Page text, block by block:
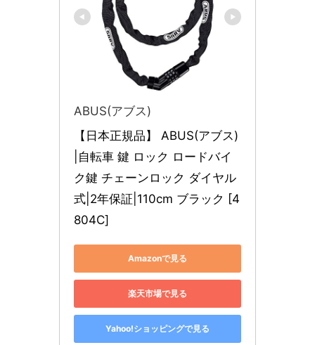
ABUS(アブス)
【日本正規品】 ABUS(アブス)
|自転車 鍵 ロック ロードバイ
ク鍵 チェーンロック ダイヤル
式|2年保証|110cm ブラック [4
804C]
Amazonで見る
楽天市場で見る
Yahoo!ショッピングで見る